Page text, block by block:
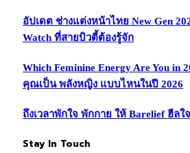
อัปเดต ช่างแต่งหน้าไทย New Gen
Watch ที่สายบิวตี้ต้องรู้จัก
Which Feminine Energy Are You in
คุณเป็น พลังหญิง แบบไหนในปี 2026
ถึงเวลาพักใจ พักกาย ให้ Barelief ฮีลใ
Stay In Touch